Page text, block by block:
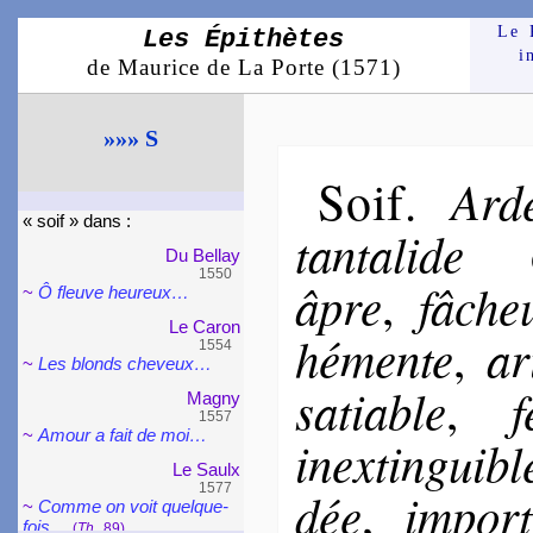
Les Épithètes
de Maurice de La Porte (1571)
Le
»»» S
« soif » dans :
Du Bellay
1550
~Ô fleuve heu­reux…
Le Caron
1554
~Les blonds che­veux…
Magny
1557
~Amour a fait de moi…
Le Saulx
1577
~Comme on voit quel­que­
fois…
(Th. , 89)
Soif.
tan­ta­lide
âpre,
hé­mente,
sa­tiable,
dée,